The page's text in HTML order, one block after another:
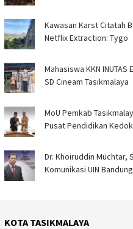
Kawasan Karst Citatah
Netflix Extraction: Tygo
Mahasiswa KKN
SD Cineam Tasikmalaya
MoU Pemkab
Pusat Pendidikan
Dr. Khoiruddin Muchtar,
Komunikasi UIN Bandung
KOTA TASIKMALAYA